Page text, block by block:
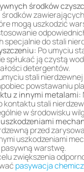
środków
środków
mogą uszkodzić
specjalnie do stali
Po umyciu
spłukać ją czystą
detergentów.
stali
powstawaniu
z innymi metalami:
kontaktu stali
w środowisku
przed
uszkodzeniami
warstwę.
zwiększenia
pasywacja